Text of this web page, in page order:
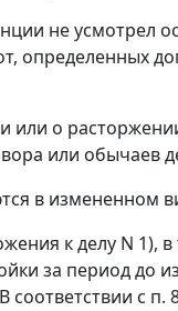
не усмотрел
определенных
о
или обычаев
в измененном
к делу N 1),
за период до
с